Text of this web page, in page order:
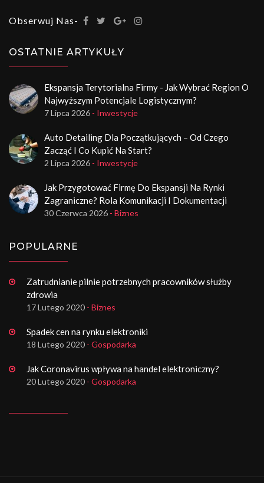
Obserwuj Nas-
OSTATNIE ARTYKUŁY
Ekspansja Terytorialna Firmy - Jak Wybrać Region O
Najwyższym Potencjale Logistycznym?
7 Lipca 2026 - Inwestycje
Auto Detailing Dla Początkujących – Od Czego
Zacząć I Co Kupić Na Start?
2 Lipca 2026 - Inwestycje
Jak Przygotować Firmę Do Ekspansji Na Rynki
Zagraniczne? Rola Komunikacji I Dokumentacji
30 Czerwca 2026 - Biznes
POPULARNE
Zatrudnianie pilnie potrzebnych pracowników służby
zdrowia
17 Lutego 2020 - Biznes
Spadek cen na rynku elektroniki
18 Lutego 2020 - Gospodarka
Jak Coronavirus wpływa na handel elektroniczny?
20 Lutego 2020 - Gospodarka